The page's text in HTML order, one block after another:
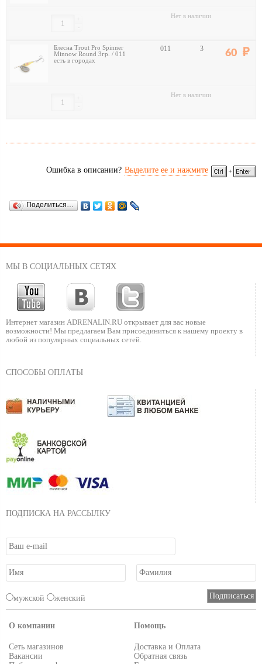
-
+ Нет в наличии
Блесна Trout Pro Spinner
Minnow Round 3гр. / 011
есть в городах
011 3 60
-
+ Нет в наличии
Ошибка в описании? Выделите ее и нажмите
Поделиться…
МЫ В СОЦИАЛЬНЫХ СЕТЯХ
Интернет магазин ADRENALIN.RU открывает для вас новые
возможности! Мы предлагаем Вам присоединиться к нашему проекту в
любой из популярных социальных сетей.
СПОСОБЫ ОПЛАТЫ
ПОДПИСКА НА РАССЫЛКУ
мужской женский
О компании
Сеть магазинов
Вакансии
Помощь
Доставка и Оплата
Обратная связь